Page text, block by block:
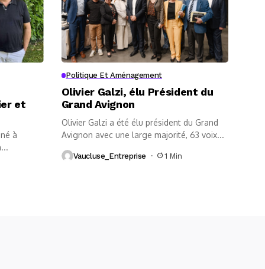
et
à
Politique Et Aménagement
Olivier Galzi, élu Président du
Grand Avignon
Olivier Galzi a été élu président du Grand
Avignon avec une large majorité, 63 voix...
Vaucluse_Entreprise 1 Min